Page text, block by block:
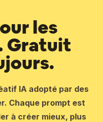
les
Gratuit
IA adopté par des
Chaque prompt est
à créer mieux, plus